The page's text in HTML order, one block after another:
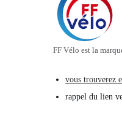
FF Vélo est la
vous trouverez
rappel du lien